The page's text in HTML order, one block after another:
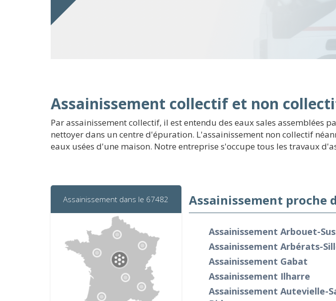
Assainissement collectif et non
Par assainissement collectif, il est entendu des eaux sales assemblées
nettoyer dans un centre d'épuration. L'assainissement non collectif
eaux usées d'une maison. Notre entreprise s'occupe tous les travaux
Assainissement dans le 67482 Assainissement proche
Assainissement Arbouet-
Assainissement Arbérats-
Assainissement Gabat
Assainissement Ilharre
Assainissement Autevielle-